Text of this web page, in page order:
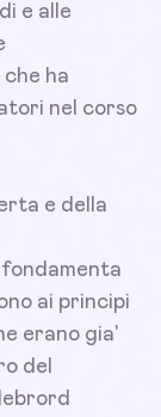
e alle
ha
nel corso
e della
fondamenta
ai principi
erano gia'
del